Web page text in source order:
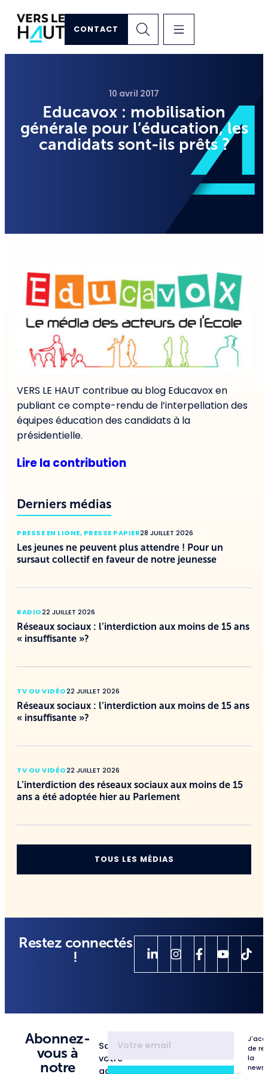
CONTACT
10 avril 2017
Educavox : mobilisation
générale pour l’éducation, les
candidats sont-ils prêts ?
VERS LE HAUT contribue au blog Educavox en
publiant ce compte-rendu de l’interpellation des
équipes éducation des candidats à la
présidentielle.
Lire la contribution
Derniers médias
PRESSE EN LIGNE, PRESSE PAPIER28 JUILLET 2026
Les jeunes ne peuvent plus attendre ! Pour un
sursaut collectif en faveur de notre jeunesse
RADIO22 JUILLET 2026
Réseaux sociaux : l’interdiction aux moins de 15 ans
« insuffisante »?
TV OU VIDÉO22 JUILLET 2026
Réseaux sociaux : l’interdiction aux moins de 15 ans
« insuffisante »?
TV OU VIDÉO22 JUILLET 2026
L’interdiction des réseaux sociaux aux moins de 15
ans a été adoptée hier au Parlement
TOUS LES MÉDIAS
Restez connectés
!
Abonnez-
vous à
notre
Saisissez
votre
adresse
de
la